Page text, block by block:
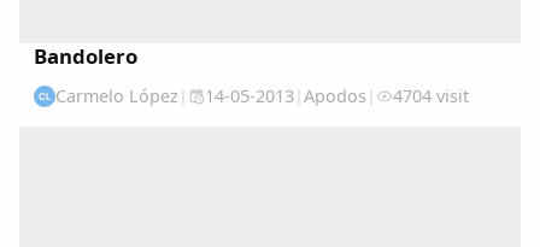
Bandolero
CL Carmelo López | 14-05-2013| Apodos | 4704 visit